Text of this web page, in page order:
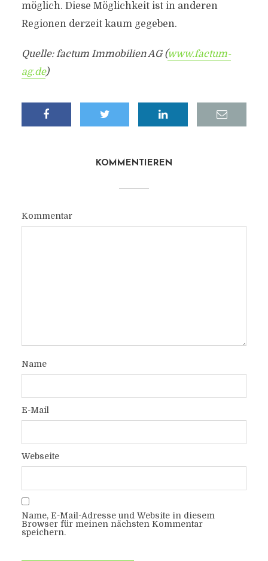
möglich. Diese Möglichkeit ist in anderen
Regionen derzeit kaum gegeben.
Quelle: factum Immobilien AG (www.factum-
ag.de)
KOMMENTIEREN
Kommentar
Name
E-Mail
Webseite
Name, E-Mail-Adresse und Website in diesem
Browser für meinen nächsten Kommentar
speichern.